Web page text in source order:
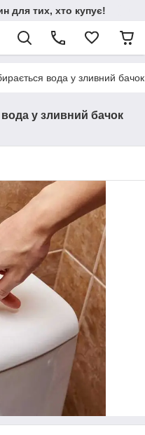
для тих, хто купує!
вода у зливний бачок
у зливний бачок